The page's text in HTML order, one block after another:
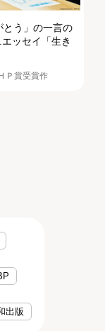
とう」の一言の
ッセイ「生き
Ｐ賞受賞作
出版